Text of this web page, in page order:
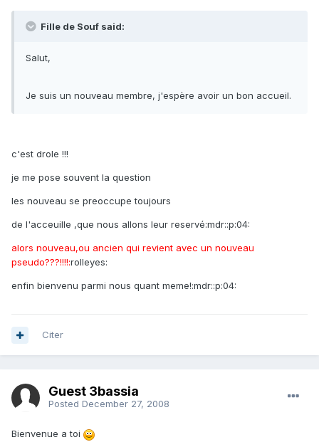
Fille de Souf said:
Salut,
Je suis un nouveau membre, j'espère avoir un bon accueil.
c'est drole !!!
je me pose souvent la question
les nouveau se preoccupe toujours
de l'acceuille ,que nous allons leur reservé:mdr::p:04:
alors nouveau,ou ancien qui revient avec un nouveau
pseudo???!!!!:rolleyes:
enfin bienvenu parmi nous quant meme!:mdr::p:04:
Citer
Guest 3bassia
Posted December 27, 2008
Bienvenue a toi